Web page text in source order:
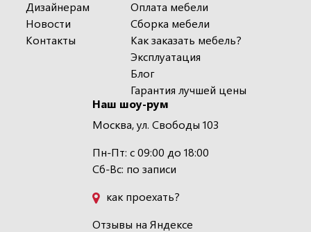
Дизайнерам
Новости
Контакты
Оплата мебели
Сборка мебели
Как заказать мебель?
Эксплуатация
Блог
Гарантия лучшей цены
Наш шоу-рум
Москва, ул. Свободы 103
Пн-Пт: с 09:00 до 18:00
Сб-Вс: по записи
как проехать?
Отзывы на Яндексе